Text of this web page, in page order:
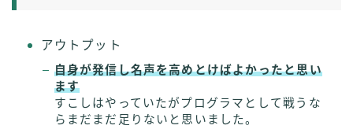
アウトプット
自身が発信し名声を高めとけばよかったと思い
ます
すこしはやっていたがプログラマとして戦うな
らまだまだ足りないと思いました。